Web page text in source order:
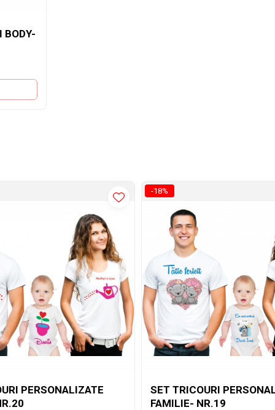
BODY-
PERSONALIZATE
-18%
SET TRICOURI
FAMILIE- NR.19